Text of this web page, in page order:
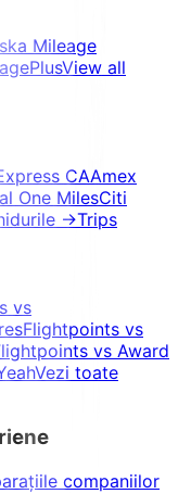
Mileage
View all
CAAmex
One MilesCiti
→Trips
vs
Flightpoints vs
vs Award
Vezi toate
companiilor